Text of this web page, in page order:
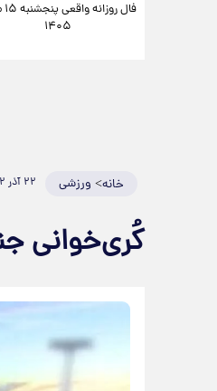
۱۴۰۵
خانه> ورزشی ۲۲ آذر ۱۴۰۲
کُری‌خوانی